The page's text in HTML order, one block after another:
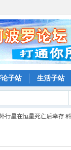
子站 生活子站
行星在恒星死亡后幸存